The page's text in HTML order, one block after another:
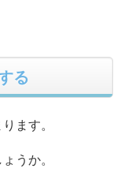
る
ます。
うか。